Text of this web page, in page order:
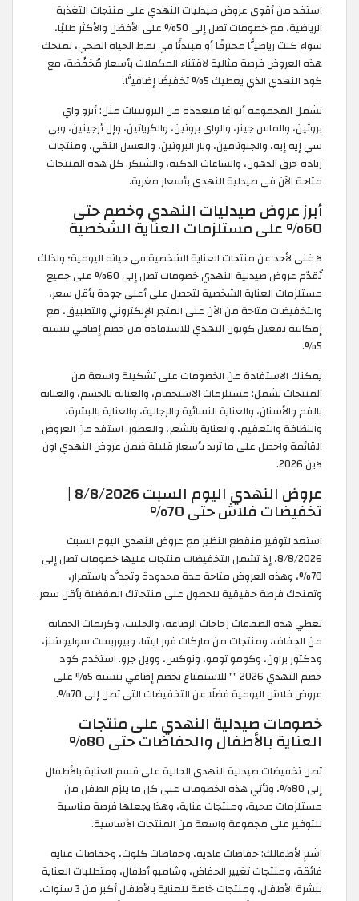
استفد من أقوى عروض صيدليات النهدي على منتجات التغذية
الرياضية، مع خصومات تصل إلى 50% على الأفضل والأكثر طلبًا،
سواء كنت رياضيًّا محترفًا أو مبتدئًا في نمط الحياة الصحي، تمنحك
هذه العروض فرصة مثالية لاقتناء المكملات بأسعار مُخفّضة، مع
كود النهدي الذي يعطيك 5% تخفيضًا إضافيًّا.
تشمل المجموعة أنواعًا متعددة من البروتينات مثل: أيزو واي
بروتين، والماس جينر، والواي بروتين، والكرياتين، وإل أرجينين، وبي
سي إيه إيه، والجلوتامين، وبار البروتين، والعسل النقي، ومنتجات
زيادة حرق الدهون، والساعات الذكية، والشيكر. كل هذه المنتجات
متاحة الآن في صيدلية النهدي بأسعار مغرية.
أبرز عروض صيدليات النهدي وخصم حتى
60% على مستلزمات العناية الشخصية
لا غنى لأحد عن منتجات العناية الشخصية في حياته اليومية؛ ولذلك
تُقدّم عروض صيدلية النهدي خصومات تصل إلى 60% على جميع
مستلزمات العناية الشخصية لتحصل على أعلى جودة بأقل سعر،
والتخفيضات متاحة من الآن على المتجر الإلكتروني والتطبيق، مع
إمكانية تفعيل كوبون النهدي للاستفادة من خصم إضافي بنسبة
5%.
يمكنك الاستفادة من الخصومات على تشكيلة واسعة من
المنتجات تشمل: مستلزمات الاستحمام، والعناية بالجسم، والعناية
بالفم والأسنان، والعناية النسائية والرجالية، والعناية بالبشرة،
والنظافة والتعقيم، والعناية بالشعر، والعطور. استفد من العروض
القائمة واحصل على ما تريد بأسعار قليلة ضمن عروض النهدي اون
لاين 2026.
عروض النهدي اليوم السبت 8/8/2026 |
تخفيضات فلاش حتى 70%
استعد لتوفير منقطع النظير مع عروض النهدي اليوم السبت
8/8/2026، إذ تشمل التخفيضات منتجات عليها خصومات تصل إلى
70%، وهذه العروض متاحة مدة محدودة وتجدَّد باستمرار،
وتمنحك فرصة حقيقية للحصول على منتجاتك المفضلة بأقل سعر.
تغطي هذه الصفقات زجاجات الرضاعة، والحليب، وكريمات الحماية
من الجفاف، ومنتجات من ماركات فور ايشا، وبيوريست سوليوشنز،
ودكتور براون، وكومو تومو، ونوكس، وويل جرو. استخدم كود
خصم النهدي 2026 "
" للاستمتاع بخصم إضافي بنسبة 5% على
عروض فلاش اليومية فضلًا عن التخفيضات التي تصل إلى 70%.
خصومات صيدلية النهدي على منتجات
العناية بالأطفال والحفاضات حتى 80%
تصل تخفيضات صيدلية النهدي الحالية على قسم العناية بالأطفال
إلى 80%، وتأتي هذه الخصومات على كل ما يلزم الطفل من
مستلزمات صحية، ومنتجات عناية، وهذا يجعلها فرصة مناسبة
للتوفير على مجموعة واسعة من المنتجات الأساسية.
اشترِ لأطفالك: حفاضات عادية، وحفاضات كلوت، وحفاضات عناية
فائقة، ومنتجات تغيير الحفاض، وشامبو أطفال، ومتطلبات العناية
ببشرة الأطفال، ومنتجات خاصة للعناية بالأطفال أكبر من 3 سنوات،